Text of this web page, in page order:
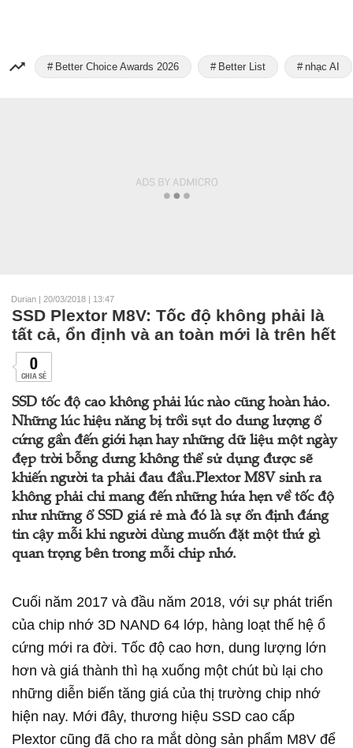
Better Choice Awards 2026 Better List nhạc AI
Durian | 20/03/2018 | 13:47
SSD Plextor M8V: Tốc độ không phải là
tất cả, ổn định và an toàn mới là trên hết
0
CHIA SẺ
SSD tốc độ cao không phải lúc nào cũng hoàn hảo.
Những lúc hiệu năng bị trồi sụt do dung lượng ổ
cứng gần đến giới hạn hay những dữ liệu một ngày
đẹp trời bỗng dưng không thể sử dụng được sẽ
khiến người ta phải đau đầu.Plextor M8V sinh ra
không phải chỉ mang đến những hứa hẹn về tốc độ
như những ổ SSD giá rẻ mà đó là sự ổn định đáng
tin cậy mỗi khi người dùng muốn đặt một thứ gì
quan trọng bên trong mỗi chip nhớ.
Cuối năm 2017 và đầu năm 2018, với sự phát triển
của chip nhớ 3D NAND 64 lớp, hàng loạt thế hệ ổ
cứng mới ra đời. Tốc độ cao hơn, dung lượng lớn
hơn và giá thành thì hạ xuống một chút bù lại cho
những diễn biến tăng giá của thị trường chip nhớ
hiện nay. Mới đây, thương hiệu SSD cao cấp
Plextor cũng đã cho ra mắt dòng sản phẩm M8V để